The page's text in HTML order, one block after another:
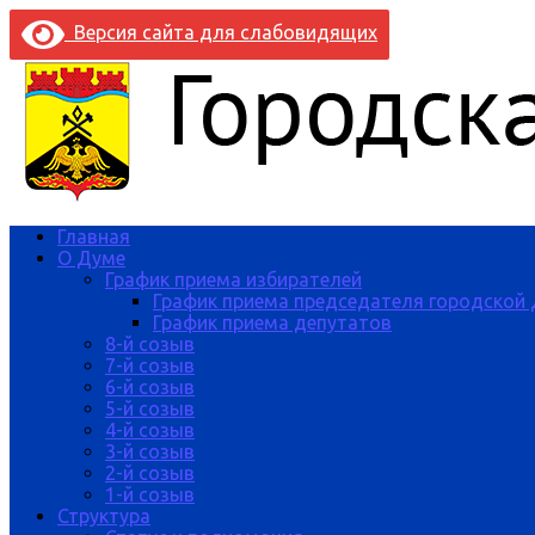
Версия сайта для слабовидящих
Главная
О Думе
График приема избирателей
График приема председателя
График приема депутатов
8-й созыв
7-й созыв
6-й созыв
5-й созыв
4-й созыв
3-й созыв
2-й созыв
1-й созыв
Структура